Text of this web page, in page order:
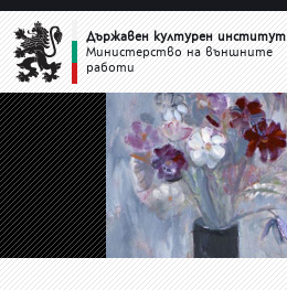
НОВИНИДържавен културен институт
Министерство на външните
работи